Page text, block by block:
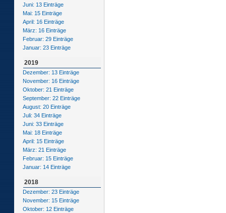
Juni: 13 Einträge
Mai: 15 Einträge
April: 16 Einträge
März: 16 Einträge
Februar: 29 Einträge
Januar: 23 Einträge
2019
Dezember: 13 Einträge
November: 16 Einträge
Oktober: 21 Einträge
September: 22 Einträge
August: 20 Einträge
Juli: 34 Einträge
Juni: 33 Einträge
Mai: 18 Einträge
April: 15 Einträge
März: 21 Einträge
Februar: 15 Einträge
Januar: 14 Einträge
2018
Dezember: 23 Einträge
November: 15 Einträge
Oktober: 12 Einträge